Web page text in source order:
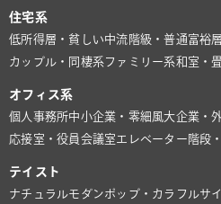
住宅系
低所得層・貧しい中流階級・普通富裕
カップル・同棲系ファミリー系和室・畳
オフィス系
個人事務所中小企業・零細風大企業・
応接室・役員会議室 エレベーター 階段
テイスト
ナチュラルモダンポップ・カラフルサ